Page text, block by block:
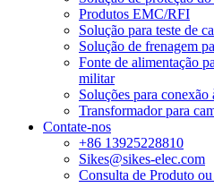
Produtos EMC/RFI
Solução para teste de
Solução de frenagem
Fonte de alimentação
militar
Soluções para conexão
Transformador para
Contate-nos
+86 13925228810
Sikes@sikes-elec.com
Consulta de Produto